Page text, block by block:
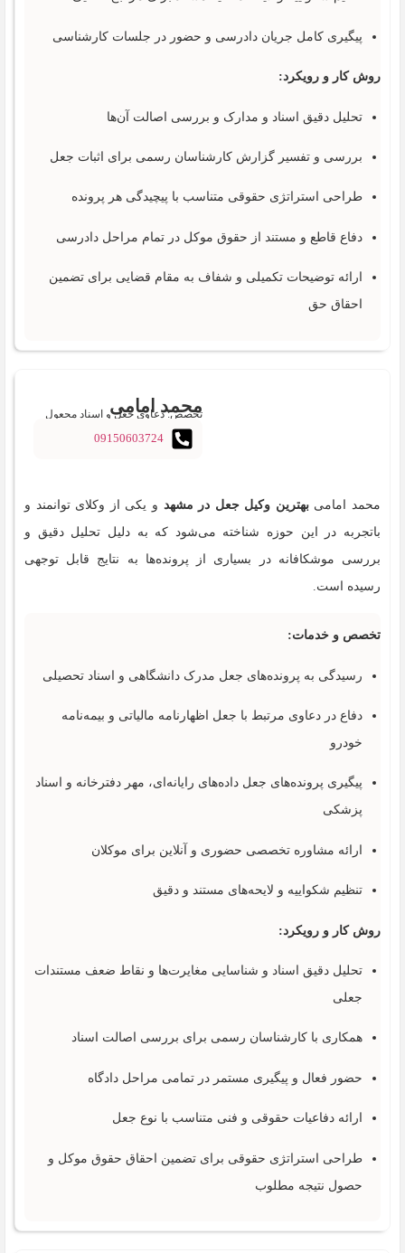
پیگیری کامل جریان دادرسی و حضور در جلسات کارشناسی
روش کار و رویکرد:
تحلیل دقیق اسناد و مدارک و بررسی اصالت آن‌ها
بررسی و تفسیر گزارش کارشناسان رسمی برای اثبات جعل
طراحی استراتژی حقوقی متناسب با پیچیدگی هر پرونده
دفاع قاطع و مستند از حقوق موکل در تمام مراحل دادرسی
ارائه توضیحات تکمیلی و شفاف به مقام قضایی برای تضمین
احقاق حق
محمد امامی
تخصص: دعاوی جعل و اسناد مجعول
09150603724
محمد امامیبهترین وکیل جعل در مشهد و یکی از وکلای توانمند و
باتجربه در این حوزه شناخته می‌شود که به دلیل تحلیل دقیق و
بررسی موشکافانه در بسیاری از پرونده‌ها به نتایج قابل توجهی
رسیده است.
تخصص و خدمات:
رسیدگی به پرونده‌های جعل مدرک دانشگاهی و اسناد تحصیلی
دفاع در دعاوی مرتبط با جعل اظهارنامه مالیاتی و بیمه‌نامه
خودرو
پیگیری پرونده‌های جعل داده‌های رایانه‌ای، مهر دفترخانه و اسناد
پزشکی
ارائه مشاوره تخصصی حضوری و آنلاین برای موکلان
تنظیم شکواییه و لایحه‌های مستند و دقیق
روش کار و رویکرد:
تحلیل دقیق اسناد و شناسایی مغایرت‌ها و نقاط ضعف مستندات
جعلی
همکاری با کارشناسان رسمی برای بررسی اصالت اسناد
حضور فعال و پیگیری مستمر در تمامی مراحل دادگاه
ارائه دفاعیات حقوقی و فنی متناسب با نوع جعل
طراحی استراتژی حقوقی برای تضمین احقاق حقوق موکل و
حصول نتیجه مطلوب